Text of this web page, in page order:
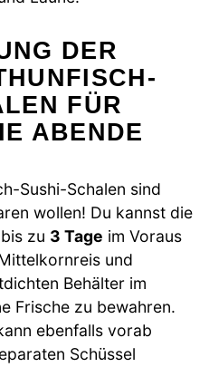
DER
FÜR
ABENDE
Sushi-Schalen sind
wollen! Du kannst die
zu 3 Tage im Voraus
und
Behälter im
Frische zu bewahren.
ebenfalls vorab
Schüssel